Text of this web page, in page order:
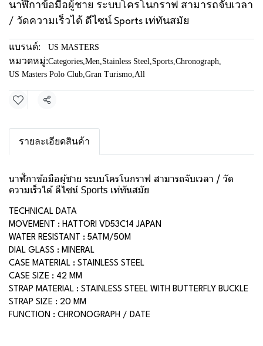
นาฬิกาข้อมือผู้ชาย ระบบโครโนกราฟ สามารถจับเวลา
/ วัดความเร็วได้ ดีไซน์ Sports เท่ทันสมัย
แบรนด์: US MASTERS
หมวดหมู่:Categories,Men,Stainless Steel,Sports,Chronograph,
US Masters Polo Club,Gran Turismo,All
แชร์
รายละเอียดสินค้า
นาฬิกาข้อมือผู้ชาย ระบบโครโนกราฟ สามารถจับเวลา / วัด
ความเร็วได้ ดีไซน์ Sports เท่ทันสมัย
TECHNICAL DATA
MOVEMENT : HATTORI VD53C14 JAPAN
WATER RESISTANT : 5ATM/50M
DIAL GLASS : MINERAL
CASE MATERIAL : STAINLESS STEEL
CASE SIZE : 42 MM
STRAP MATERIAL : STAINLESS STEEL WITH BUTTERFLY BUCKLE
STRAP SIZE : 20 MM
FUNCTION : CHRONOGRAPH / DATE